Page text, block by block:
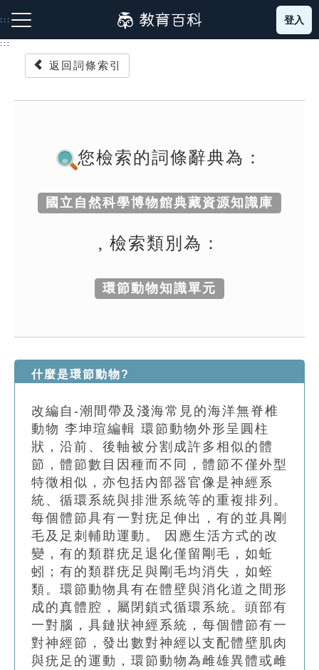
到
主
:::
知識索引
單字索引
生命大百科索引
遊戲專區
教學應用
貓頭鷹博士
登入
:::
返回詞條索引
您檢索的詞條辭典為：
國立自然科學博物館典藏資源知識庫
, 檢索類別為：
環節動物知識單元
什麼是環節動物?
改編自-潮間帶及淺海常見的海洋無脊椎
動物 李坤瑄編輯 環節動物外形呈圓柱
狀，沿前、後軸被分割成許多相似的體
節，體節數目因種而不同，體節不僅外型
特徵相似，亦包括內部器官像是神經系
統、循環系統與排泄系統等的重複排列。
每個體節具有一對疣足伸出，有的並具剛
毛及足刺輔助運動。 因應生活方式的改
變，有的類群疣足退化僅留剛毛，如蚯
蚓；有的類群疣足與剛毛均消失，如蛭
類。環節動物具有在體壁與消化道之間形
成的真體腔，屬閉鎖式循環系統。頭部有
一對腦，具鏈狀神經系統，每個體節有一
對神經節，發出數對神經以支配體壁肌肉
與疣足的運動，環節動物為雌雄異體或雌